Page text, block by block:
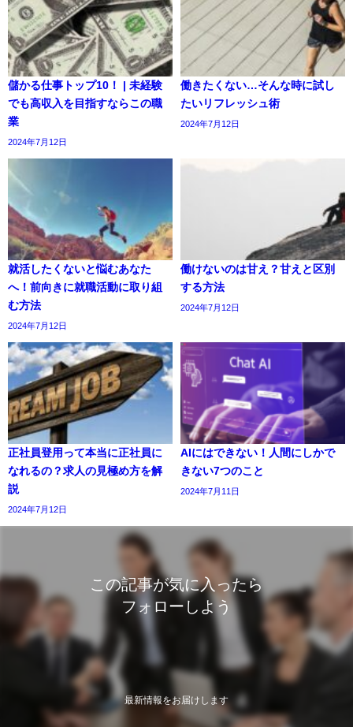
儲かる仕事トップ10！ | 未経験
でも高収入を目指すならこの職
業
2024年7月12日
働きたくない…そんな時に試し
たいリフレッシュ術
2024年7月12日
就活したくないと悩むあなた
へ！前向きに就職活動に取り組
む方法
2024年7月12日
働けないのは甘え？甘えと区別
する方法
2024年7月12日
正社員登用って本当に正社員に
なれるの？求人の見極め方を解
説
2024年7月12日
AIにはできない！人間にしかで
きない7つのこと
2024年7月11日
この記事が気に入ったら
フォローしよう
最新情報をお届けします